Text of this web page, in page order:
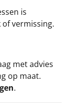
is
vermissing.
met advies
op maat.
.